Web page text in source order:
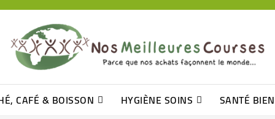
CAFÉ & BOISSON HYGIÈNE SOINS SANTÉ